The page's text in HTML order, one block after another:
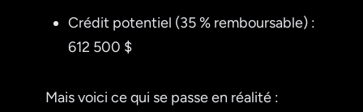
Crédit potentiel (35 % remboursable) :
612 500 $
Mais voici ce qui se passe en réalité :